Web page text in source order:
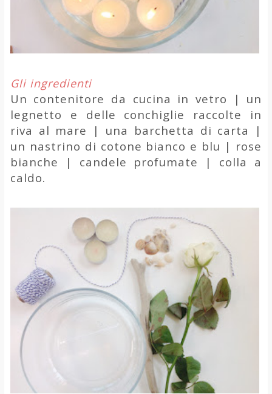
Gli ingredienti
Un contenitore da cucina in vetro | un
legnetto e delle conchiglie raccolte in
riva al mare | una barchetta di carta |
un nastrino di cotone bianco e blu | rose
bianche | candele profumate | colla a
caldo.